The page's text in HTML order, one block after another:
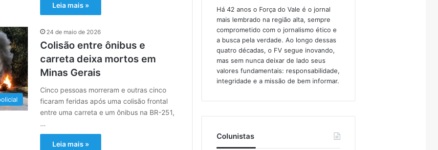
Leia mais »
24 de maio de 2026
Colisão entre ônibus e
carreta deixa mortos em
Minas Gerais
Cinco pessoas morreram e outras cinco
ficaram feridas após uma colisão frontal
entre uma carreta e um ônibus na BR-251,
…
Leia mais »
Há 42 anos o Força do Vale é o jornal
mais lembrado na região alta, sempre
comprometido com o jornalismo ético e
a busca pela verdade. Ao longo dessas
quatro décadas, o FV segue inovando,
mas sem nunca deixar de lado seus
valores fundamentais: responsabilidade,
integridade e a missão de bem informar.​
Colunistas